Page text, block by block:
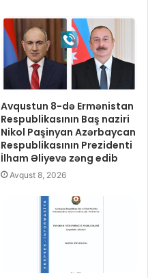
Avqustun 8-də Ermənistan
Respublikasının Baş naziri
Nikol Paşinyan Azərbaycan
Respublikasının Prezidenti
İlham Əliyevə zəng edib
Avqust 8, 2026